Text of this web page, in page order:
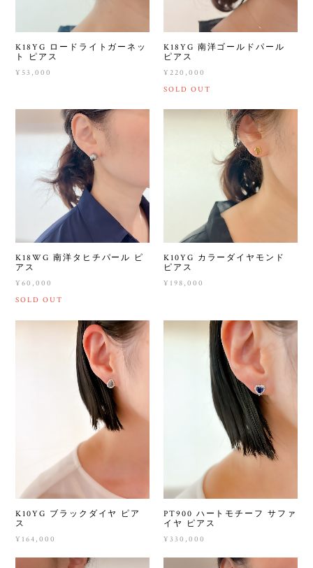
K18YG ロードライトガーネッ
ト ピアス
¥53,000
K18YG 南洋ゴールドパール
ピアス
¥220,000
SOLD OUT
K18WG 南洋タヒチパール ピ
アス
¥60,000
SOLD OUT
K10YG カラーダイヤモンド
ピアス
¥198,000
K10YG ブラックダイヤ ピア
ス
¥164,000
PT900 ハートモチーフ サファ
イヤ ピアス
¥330,000